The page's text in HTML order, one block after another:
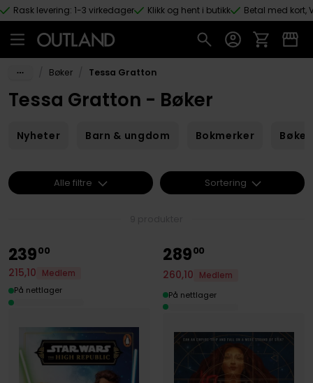
Hopp til hovedinnhold
Rask levering: 1-3 virkedager Klikk og hent i butikk Betal med kort,
Bøker Tessa Gratton
Tessa Gratton - Bøker
Nyheter Barn & ungdom Bokmerker
23900
215,10
Medlem
På nettlager
28900
260,10
Medlem
På nettlager
Alle filtre Sortering